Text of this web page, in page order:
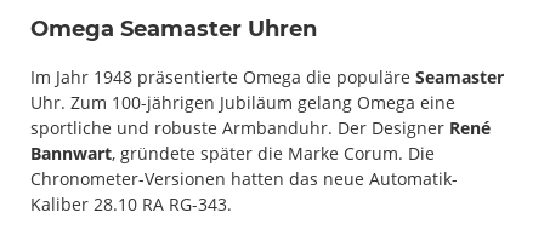
Omega Seamaster Uhren
Im Jahr 1948 präsentierte Omega die populäre Seamaster
Uhr. Zum 100-jährigen Jubiläum gelang Omega eine
sportliche und robuste Armbanduhr. Der Designer René
Bannwart, gründete später die Marke Corum. Die
Chronometer-Versionen hatten das neue Automatik-
Kaliber 28.10 RA RG-343.